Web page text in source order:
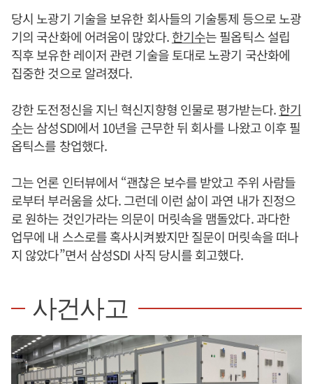
당시 노광기 기술을 보유한 회사들의 기술통제 등으로 노광
기의 국산화에 어려움이 많았다.한기수는 필옵틱스 설립
직후 보유한 레이저 관련 기술을 토대로 노광기 국산화에
집중한 것으로 알려졌다.
강한 도전정신을 지닌 혁신지향형 인물로 평가받는다.한기
수는 삼성SDI에서 10년을 근무한 뒤 회사를 나왔고 이후 필
옵틱스를 창업했다.
그는 언론 인터뷰에서 “괜찮은 보수를 받았고 주위 사람들
로부터 부러움을 샀다. 그런데 이런 삶이 과연 내가 진정으
로 원하는 것인가라는 의문이 머릿속을 맴돌았다. 과다한
업무에 내 스스로를 혹사시켜봤지만 질문이 머릿속을 떠나
지 않았다”면서 삼성SDI 사직 당시를 회고했다.
사건사고